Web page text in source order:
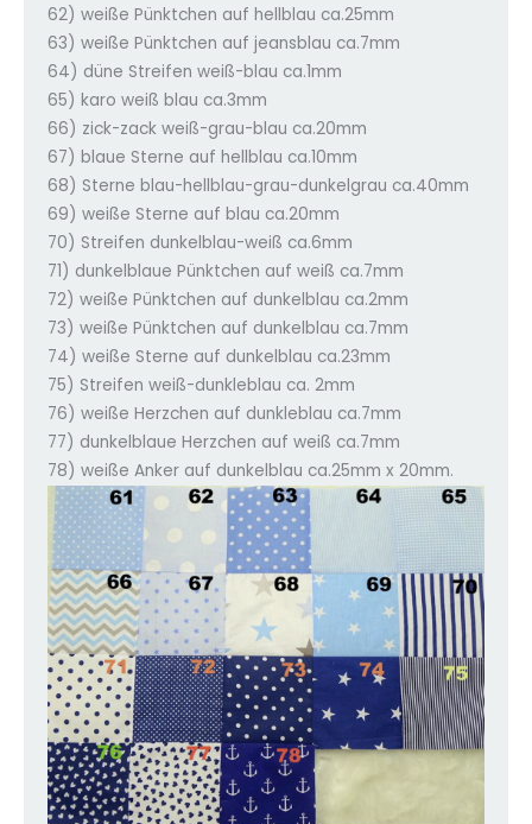
62) weiße Pünktchen auf hellblau ca.25mm
63) weiße Pünktchen auf jeansblau ca.7mm
64) düne Streifen weiß-blau ca.1mm
65) karo weiß blau ca.3mm
66) zick-zack weiß-grau-blau ca.20mm
67) blaue Sterne auf hellblau ca.10mm
68) Sterne blau-hellblau-grau-dunkelgrau ca.40mm
69) weiße Sterne auf blau ca.20mm
70) Streifen dunkelblau-weiß ca.6mm
71) dunkelblaue Pünktchen auf weiß ca.7mm
72) weiße Pünktchen auf dunkelblau ca.2mm
73) weiße Pünktchen auf dunkelblau ca.7mm
74) weiße Sterne auf dunkelblau ca.23mm
75) Streifen weiß-dunkleblau ca. 2mm
76) weiße Herzchen auf dunkleblau ca.7mm
77) dunkelblaue Herzchen auf weiß ca.7mm
78) weiße Anker auf dunkelblau ca.25mm x 20mm.